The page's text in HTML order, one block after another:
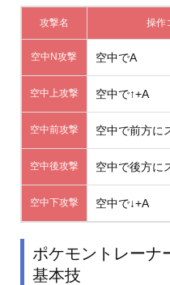
攻撃名 操作
空中N攻撃 空中でA
空中上攻撃 空中で↑+A
空中前攻撃 空中で前方に
空中後攻撃 空中で後方に
空中下攻撃 空中で↓+A
ポケモントレーナ
基本技